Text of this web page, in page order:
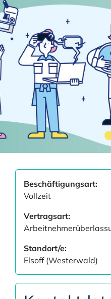
Beschäftigungsart:
Vollzeit
Vertragsart:
Standort/e:
Elsoff (Westerwald)